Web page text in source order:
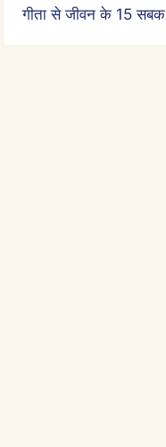
गीता से जीवन के 15 सबक